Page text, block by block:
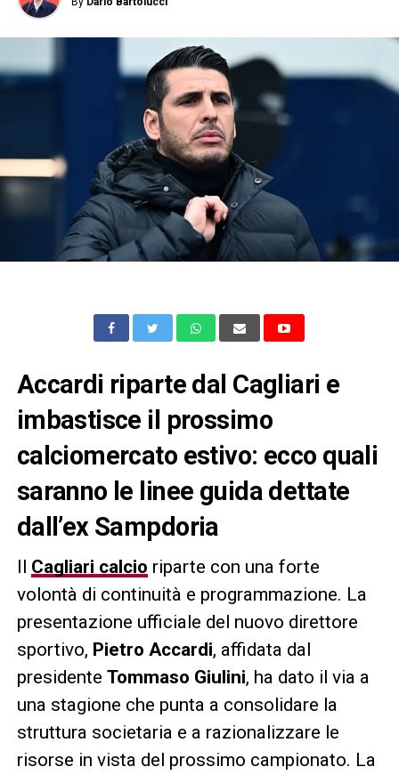
Accardi riparte dal Cagliari e
imbastisce il prossimo
calciomercato estivo: ecco quali
saranno le linee guida dettate
dall’ex Sampdoria
Il Cagliari calcio riparte con una forte
volontà di continuità e programmazione. La
presentazione ufficiale del nuovo direttore
sportivo, Pietro Accardi, affidata dal
presidente Tommaso Giulini, ha dato il via a
una stagione che punta a consolidare la
struttura societaria e a razionalizzare le
risorse in vista del prossimo campionato. La